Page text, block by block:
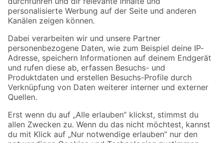
Folge uns
Zahlungsarten Versandarten
Sicher einkaufen
Jetzt die toom-App herunterladen